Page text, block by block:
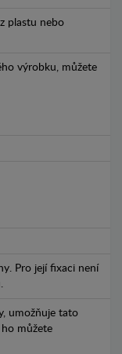
plastu nebo
výrobku, můžete
Pro její fixaci není
umožňuje tato
můžete